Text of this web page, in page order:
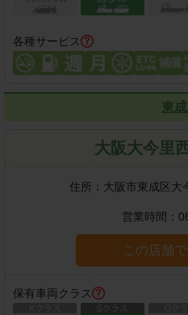
各種サービス
東
大阪大今里
住所： 大阪市東成区大
営業時間：
この店舗
保有車両クラス